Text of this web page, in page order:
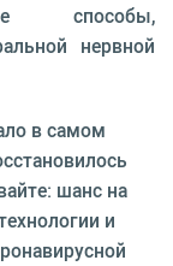
способы,
нервной
в самом
шанс на
и